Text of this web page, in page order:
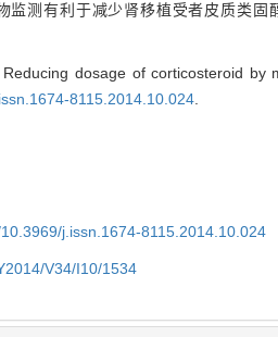
测有利于减少肾移植受者皮质类固
dosage of corticosteroid
8115.2014.10.024.
j.issn.1674-8115.2014.10.024
V34/I10/1534